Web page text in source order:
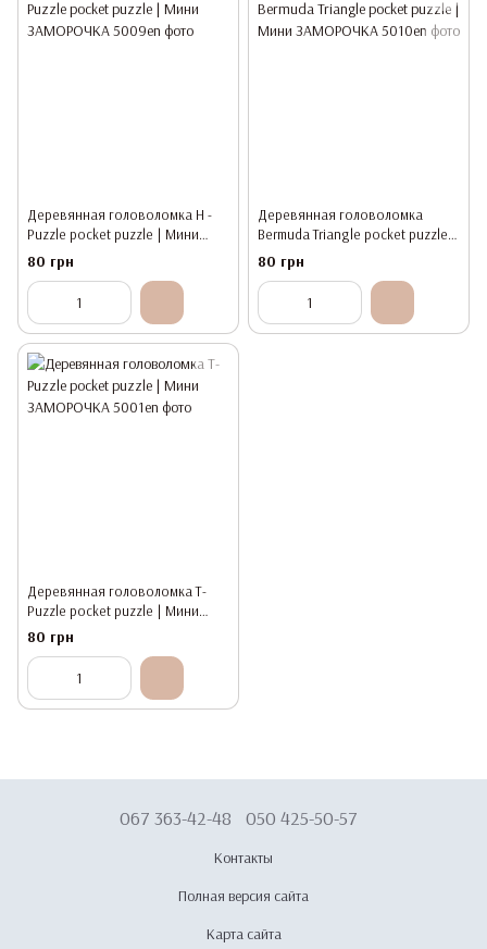
Деревянная головоломка Н -
Puzzle pocket puzzle | Мини
ЗАМОРОЧКА
80 грн
Деревянная головоломка
Bermuda Triangle pocket puzzle |
Мини ЗАМОРОЧКА
80 грн
Деревянная головоломка T-
Puzzle pocket puzzle | Мини
ЗАМОРОЧКА
80 грн
067 363-42-48 050 425-50-57
Контакты
Полная версия сайта
Карта сайта